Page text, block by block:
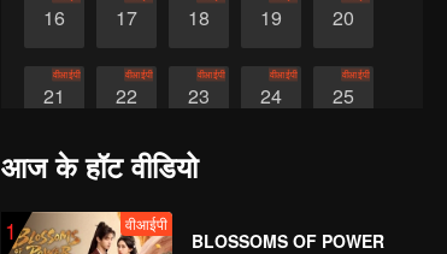
16 17 18 19 20
21
वीआईपी
22
वीआईपी
23
वीआईपी
24
वीआईपी
25
वीआईपी
आज के हॉट वीडियो
1 वीआईपी
BLOSSOMS OF POWER